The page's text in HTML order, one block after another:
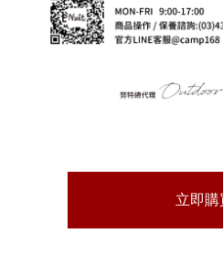
立即購